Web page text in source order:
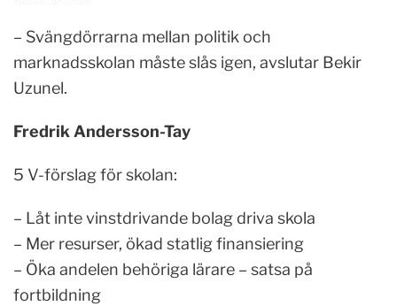
– Svängdörrarna mellan politik och
marknadsskolan måste slås igen, avslutar Bekir
Uzunel.
Fredrik Andersson-Tay
5 V-förslag för skolan:
– Låt inte vinstdrivande bolag driva skola
– Mer resurser, ökad statlig finansiering
– Öka andelen behöriga lärare – satsa på
fortbildning